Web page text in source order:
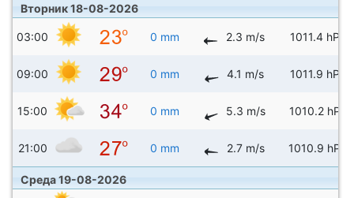
Вторник 18-08-2026
03:00 0 mm 2.3 m/s 1011.4 hPa
09:00 0 mm 4.1 m/s 1011.9 hPa
15:00 0 mm 5.3 m/s 1010.2 hPa
21:00 0 mm 2.7 m/s 1010.9 hPa
Среда 19-08-2026